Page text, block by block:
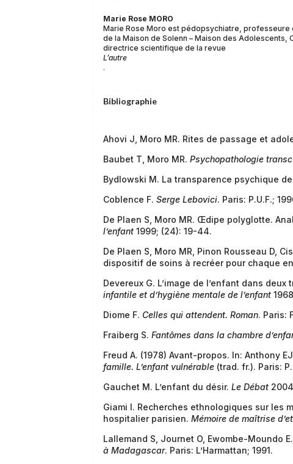
Marie Rose MORO
Marie Rose Moro est pédopsychiatre, professeure
de la Maison de Solenn – Maison des Adolescents,
directrice scientifique de la revue
L’autre
.
Bibliographie
Ahovi J, Moro MR. Rites de passage et
Baubet T, Moro MR. Psychopathologie
Bydlowski M. La transparence psychique
Coblence F. Serge Lebovici. Paris: P.U.F.;
De Plaen S, Moro MR. Œdipe polyglotte.
l’enfant 1999; (24): 19-44.
De Plaen S, Moro MR, Pinon Rousseau D,
dispositif de soins à recréer pour chaque
Devereux G. L’image de l’enfant dans
infantile et d’hygiène mentale de l’enfant
Diome F. Celles qui attendent. Roman. Paris:
Fraiberg S. Fantômes dans la chambre
Freud A. (1978) Avant-propos. In: Anthony
famille. L’enfant vulnérable (trad. fr.). Paris:
Gauchet M. L’enfant du désir. Le Débat
Giami I. Recherches ethnologiques sur les
hospitalier parisien. Mémoire de maîtrise
Lallemand S, Journet O, Ewombe-Moundo
à Madagascar. Paris: L’Harmattan; 1991.